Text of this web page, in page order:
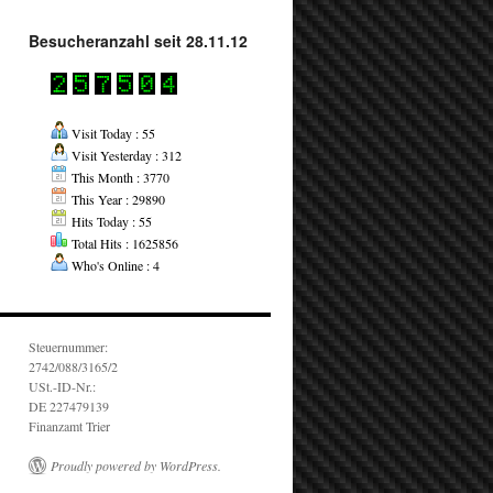
Besucheranzahl seit 28.11.12
Visit Today : 55
Visit Yesterday : 312
This Month : 3770
This Year : 29890
Hits Today : 55
Total Hits : 1625856
Who's Online : 4
Steuernummer:
2742/088/3165/2
USt.-ID-Nr.:
DE 227479139
Finanzamt Trier
Proudly powered by WordPress.